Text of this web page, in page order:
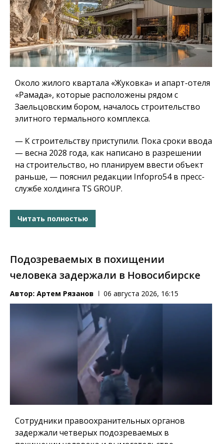
Около жилого квартала «Жуковка» и апарт-отеля
«Рамада», которые расположены рядом с
Заельцовским бором, началось строительство
элитного термального комплекса.
— К строительству приступили. Пока сроки ввода
— весна 2028 года, как написано в разрешении
на строительство, но планируем ввести объект
раньше, — пояснил редакции Infopro54 в пресс-
службе холдинга TS GROUP.
Читать полностью
Подозреваемых в похищении
человека задержали в Новосибирске
Автор: Артем Рязанов 06 августа 2026, 16:15
Сотрудники правоохранительных органов
задержали четверых подозреваемых в